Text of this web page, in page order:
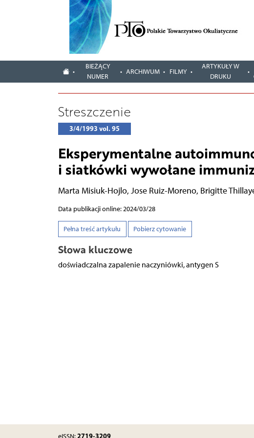
BIEŻĄCY
NUMER
ARCHIWUM FILMY
ARTYKUŁY W
DRUKU
Streszczenie
3/4/1993 vol. 95
Eksperymentalne
i siatkówki wywołane
Marta Misiuk-Hojlo, Jose Ruiz-Moreno, Brigitte
Data publikacji online: 2024/03/28
Pełna treść artykułu Pobierz cytowanie
Słowa kluczowe
doświadczalna zapalenie naczyniówki, antygen S
eISSN:2719-3209